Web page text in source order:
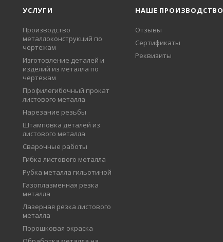
УСЛУГИ
Производство
металлоконструкций по
чертежам
Изготовление деталей и
изделий из металла по
чертежам
Профилегибочный прокат
листового металла
Нарезание резьбы
Штамповка деталей из
листового металла
Сварочные работы
Гибка листового металла
Рубка металла гильотиной
Газоплазменная резка
металла
Лазерная резка листового
металла
Порошковая окраска
НАШЕ ПРОИЗВОДСТВО
Отзывы
Сертификаты
Реквизиты